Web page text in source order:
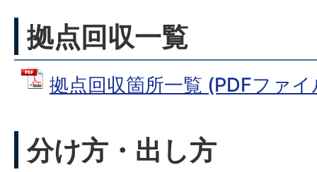
拠点回収一覧
拠点回収箇所一覧 (PDFファイ
分け方・出し方